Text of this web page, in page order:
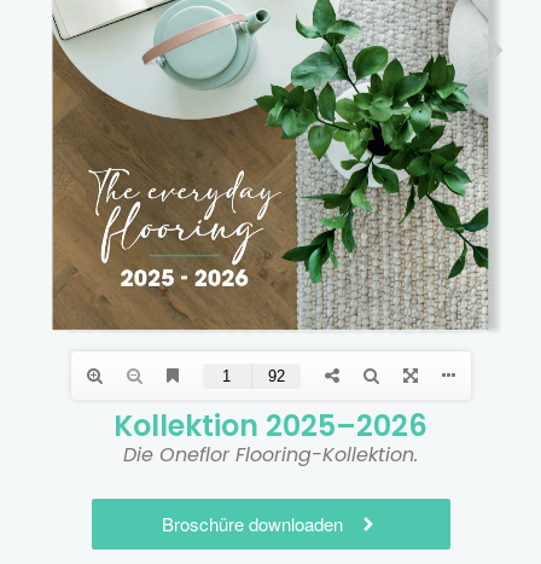
Kollektion 2025–2026
Die Oneflor Flooring-Kollektion.
Broschüre downloaden